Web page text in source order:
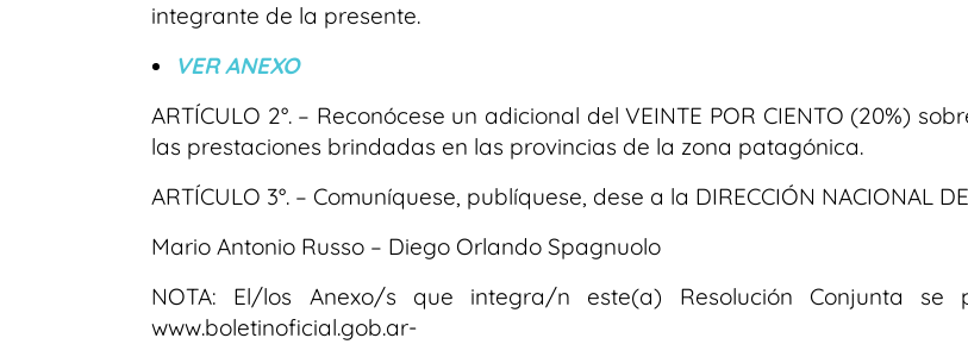
integrante de la presente.
VER ANEXO
ARTÍCULO 2°. – Reconócese un adicional del VEINTE POR CIENTO (20%)
las prestaciones brindadas en las provincias de la zona patagónica.
ARTÍCULO 3°. – Comuníquese, publíquese, dese a la DIRECCIÓN NACIONAL
Mario Antonio Russo – Diego Orlando Spagnuolo
NOTA: El/los Anexo/s que integra/n este(a) Resolución Conjunta
www.boletinoficial.gob.ar-